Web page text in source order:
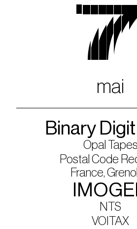
mai
Binary
Opal Tapes
Postal Code
France,
NTS
VOITAX